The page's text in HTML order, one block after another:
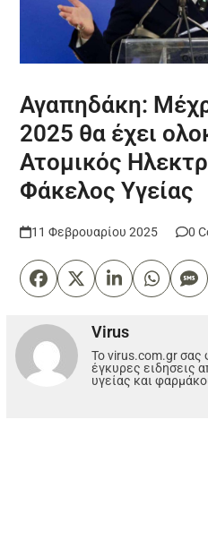
Αγαπηδάκη:
2025 θα έχει
Ατομικός
Φάκελος Υγείας
11 Φεβρουαρίου 2025 0
Virus
Το virus.com.gr σας
έγκυρες ειδησεις
υγείας και